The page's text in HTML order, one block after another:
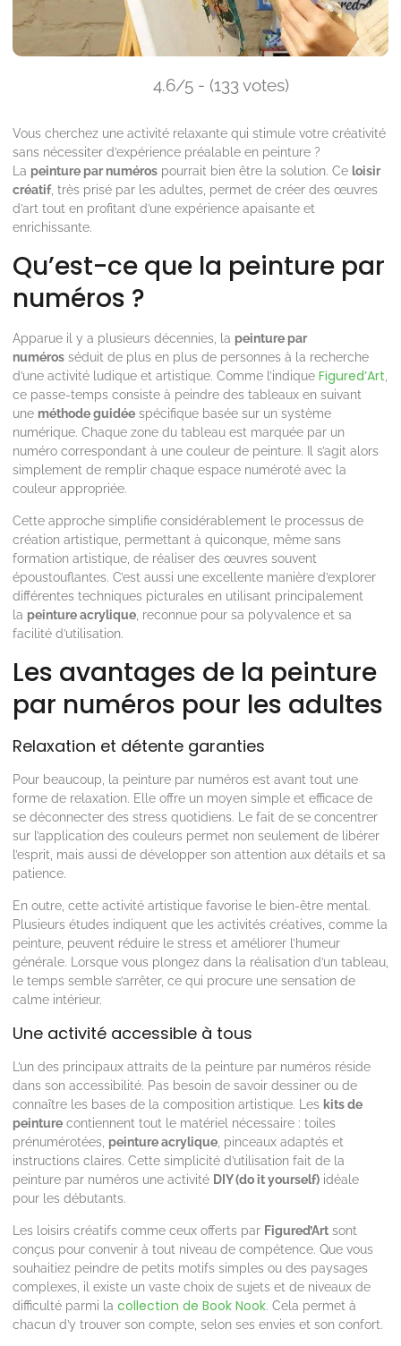
4.6/5 - (133 votes)
Vous cherchez une activité relaxante qui stimule votre créativité
sans nécessiter d’expérience préalable en peinture ?
La peinture par numéros pourrait bien être la solution. Ce loisir
créatif, très prisé par les adultes, permet de créer des œuvres
d’art tout en profitant d’une expérience apaisante et
enrichissante.
Qu’est-ce que la peinture par
numéros ?
Apparue il y a plusieurs décennies, la peinture par
numéros séduit de plus en plus de personnes à la recherche
d’une activité ludique et artistique. Comme l’indique Figured’Art,
ce passe-temps consiste à peindre des tableaux en suivant
une méthode guidée spécifique basée sur un système
numérique. Chaque zone du tableau est marquée par un
numéro correspondant à une couleur de peinture. Il s’agit alors
simplement de remplir chaque espace numéroté avec la
couleur appropriée.
Cette approche simplifie considérablement le processus de
création artistique, permettant à quiconque, même sans
formation artistique, de réaliser des œuvres souvent
époustouflantes. C’est aussi une excellente manière d’explorer
différentes techniques picturales en utilisant principalement
la peinture acrylique, reconnue pour sa polyvalence et sa
facilité d’utilisation.
Les avantages de la peinture
par numéros pour les adultes
Relaxation et détente garanties
Pour beaucoup, la peinture par numéros est avant tout une
forme de relaxation. Elle offre un moyen simple et efficace de
se déconnecter des stress quotidiens. Le fait de se concentrer
sur l’application des couleurs permet non seulement de libérer
l’esprit, mais aussi de développer son attention aux détails et sa
patience.
En outre, cette activité artistique favorise le bien-être mental.
Plusieurs études indiquent que les activités créatives, comme la
peinture, peuvent réduire le stress et améliorer l’humeur
générale. Lorsque vous plongez dans la réalisation d’un tableau,
le temps semble s’arrêter, ce qui procure une sensation de
calme intérieur.
Une activité accessible à tous
L’un des principaux attraits de la peinture par numéros réside
dans son accessibilité. Pas besoin de savoir dessiner ou de
connaître les bases de la composition artistique. Les kits de
peinture contiennent tout le matériel nécessaire : toiles
prénumérotées, peinture acrylique, pinceaux adaptés et
instructions claires. Cette simplicité d’utilisation fait de la
peinture par numéros une activité DIY (do it yourself) idéale
pour les débutants.
Les loisirs créatifs comme ceux offerts par Figured’Art sont
conçus pour convenir à tout niveau de compétence. Que vous
souhaitiez peindre de petits motifs simples ou des paysages
complexes, il existe un vaste choix de sujets et de niveaux de
difficulté parmi la collection de Book Nook. Cela permet à
chacun d’y trouver son compte, selon ses envies et son confort.